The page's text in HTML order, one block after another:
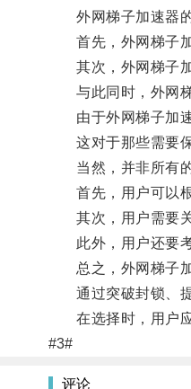
外网梯子加速器的
首先，外网梯子加
其次，外网梯子加
与此同时，外网梯
由于外网梯子加速
这对于那些需要保
当然，并非所有的
首先，用户可以根
其次，用户需要关
此外，用户还要考
总之，外网梯子加
通过突破封锁、提
在选择时，用户应
#3#
评论